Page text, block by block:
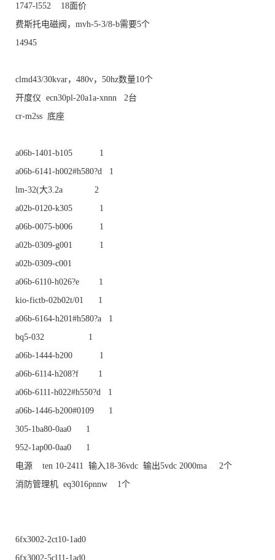
1747-l552 18面价
费斯托电磁阀，mvh-5-3/8-b需要5个
14945
clmd43/30kvar，480v，50hz数量10个
开度仪 ecn30pl-20a1a-xnnn 2台
cr-m2ss 底座
a06b-1401-b105 1
a06b-6141-h002#h580?d 1
lm-32(大3.2a 2
a02b-0120-k305 1
a06b-0075-b006 1
a02b-0309-g001 1
a02b-0309-c001
a06b-6110-h026?e 1
kio-fictb-02b02t/01 1
a06b-6164-h201#h580?a 1
bq5-032 1
a06b-1444-b200 1
a06b-6114-h208?f 1
a06b-6111-h022#h550?d 1
a06b-1446-b200#0109 1
305-1ba80-0aa0 1
952-1ap00-0aa0 1
电源 ten 10-2411 输入18-36vdc 输出5vdc 2000ma 2个
消防管理机 eq3016pnnw 1个
6fx3002-2ct10-1ad0
6fx3002-5cl11-1ad0